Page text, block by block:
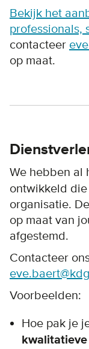
Bekijk het
professionals,
contacteer
op maat.
We hebben al
ontwikkeld
organisatie.
op maat van
afgestemd.
Contacteer
Voorbeelden:
Hoe pak je